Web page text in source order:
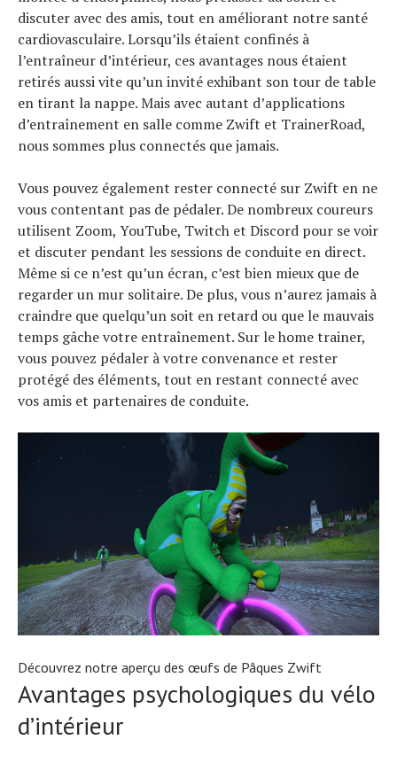
discuter avec des amis, tout en améliorant notre santé
cardiovasculaire. Lorsqu’ils étaient confinés à
l’entraîneur d’intérieur, ces avantages nous étaient
retirés aussi vite qu’un invité exhibant son tour de table
en tirant la nappe. Mais avec autant d’applications
d’entraînement en salle comme Zwift et TrainerRoad,
nous sommes plus connectés que jamais.
Vous pouvez également rester connecté sur Zwift en ne
vous contentant pas de pédaler. De nombreux coureurs
utilisent Zoom, YouTube, Twitch et Discord pour se voir
et discuter pendant les sessions de conduite en direct.
Même si ce n’est qu’un écran, c’est bien mieux que de
regarder un mur solitaire. De plus, vous n’aurez jamais à
craindre que quelqu’un soit en retard ou que le mauvais
temps gâche votre entraînement. Sur le home trainer,
vous pouvez pédaler à votre convenance et rester
protégé des éléments, tout en restant connecté avec
vos amis et partenaires de conduite.
Découvrez notre aperçu des œufs de Pâques Zwift
Avantages psychologiques du vélo
d’intérieur